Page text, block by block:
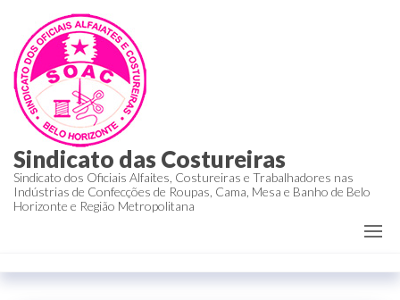
Sindicato das Costureiras
Sindicato dos Oficiais Alfaites, Costureiras e Trabalhadores nas
Indústrias de Confecções de Roupas, Cama, Mesa e Banho de Belo
Horizonte e Região Metropolitana